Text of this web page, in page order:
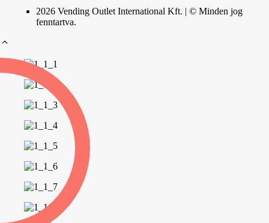
2026 Vending Outlet International Kft. | © Minden jog
fenntartva.